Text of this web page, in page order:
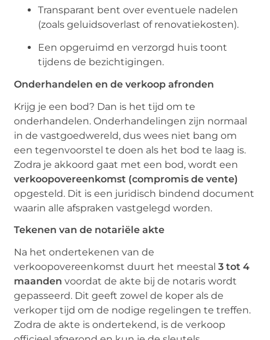
Transparant bent over eventuele nadelen
(zoals geluidsoverlast of renovatiekosten).
Een opgeruimd en verzorgd huis toont
tijdens de bezichtigingen.
Onderhandelen en de verkoop afronden
Krijg je een bod? Dan is het tijd om te
onderhandelen. Onderhandelingen zijn normaal
in de vastgoedwereld, dus wees niet bang om
een tegenvoorstel te doen als het bod te laag is.
Zodra je akkoord gaat met een bod, wordt een
verkoopovereenkomst (compromis de vente)
opgesteld. Dit is een juridisch bindend document
waarin alle afspraken vastgelegd worden.
Tekenen van de notariële akte
Na het ondertekenen van de
verkoopovereenkomst duurt het meestal3 tot 4
maanden voordat de akte bij de notaris wordt
gepasseerd. Dit geeft zowel de koper als de
verkoper tijd om de nodige regelingen te treffen.
Zodra de akte is ondertekend, is de verkoop